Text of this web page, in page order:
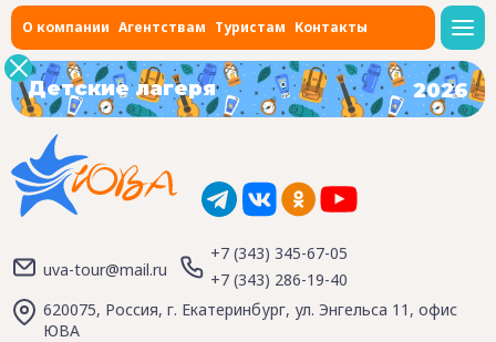
О компании Агентствам Туристам Контакты
Детские лагеря 2026
uva-tour@mail.ru
+7 (343) 345-67-05
+7 (343) 286-19-40
620075, Россия, г. Екатеринбург, ул. Энгельса 11, офис
ЮВА